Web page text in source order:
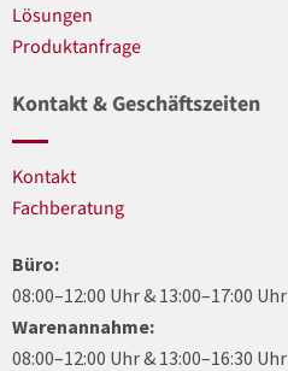
Lösungen
Produktanfrage
Kontakt & Geschäftszeiten
Kontakt
Fachberatung
Büro:
08:00–12:00 Uhr & 13:00–17:00 Uhr
Warenannahme:
08:00–12:00 Uhr & 13:00–16:30 Uhr